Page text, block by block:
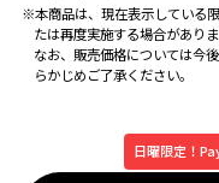
※本商品は、現在表示している
たは再度実施する場合がありま
なお、販売価格については今
らかじめご了承ください。
日曜限定！